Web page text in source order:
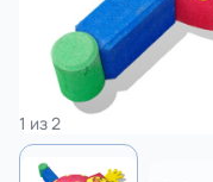
Спорт
4 категории
1 из2